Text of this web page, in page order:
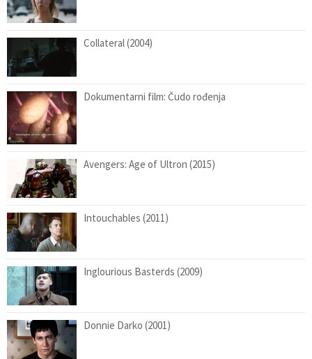
Collateral (2004)
Dokumentarni film: Čudo rođenja
Avengers: Age of Ultron (2015)
Intouchables (2011)
Inglourious Basterds (2009)
Donnie Darko (2001)